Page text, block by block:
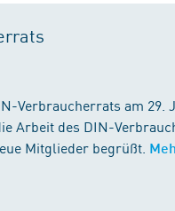
Verbraucherrats am 29.
Arbeit des DIN-
Mitglieder begrüßt.